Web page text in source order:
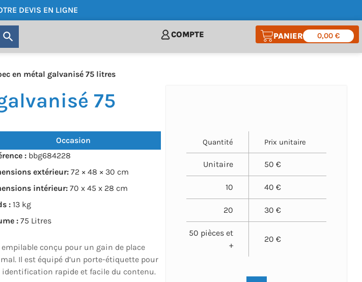
DEVIS EN LIGNE
COMPTE 0,00€
en métal galvanisé 75 litres
75
Occasion
:bbg684228
extérieur:72 × 48 × 30 cm
intérieur:70 x 45 x 28 cm
:13 kg
:75 Litres
empilable conçu pour un gain de place
Il est équipé d’un porte-étiquette pour
identification rapide et facile du contenu.
Quantité Prix unitaire
Unitaire 50 €
10 40 €
20 30 €
50 pièces et
+
20 €